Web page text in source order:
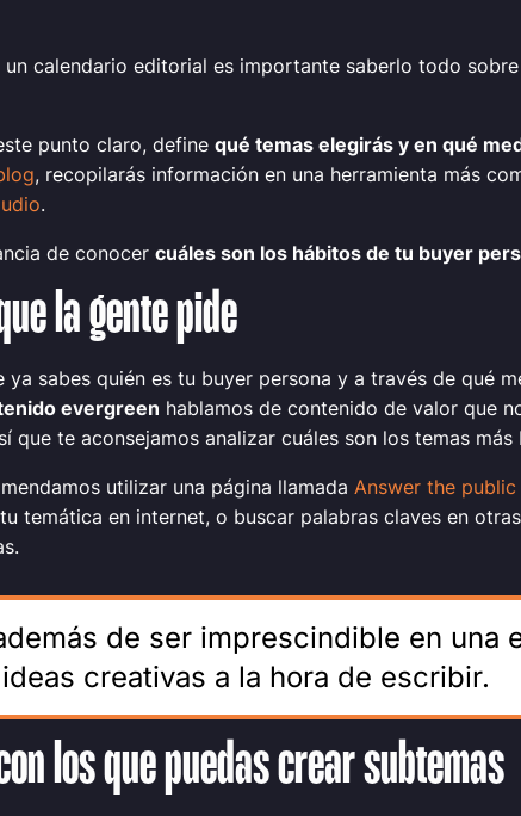
un calendario editorial es importante saberlo todo sobre
punto claro, define qué temas elegirás y en qué
, recopilarás información en una herramienta más
.
de conocer cuáles son los hábitos de tu buyer
la gente pide
ya sabes quién es tu buyer persona y a través de qué
evergreen hablamos de contenido de valor que
que te aconsejamos analizar cuáles son los temas
utilizar una página llamada Answer the public
temática en internet, o buscar palabras claves en
de ser imprescindible en
creativas a la hora de escribir.
los que puedas crear subtemas